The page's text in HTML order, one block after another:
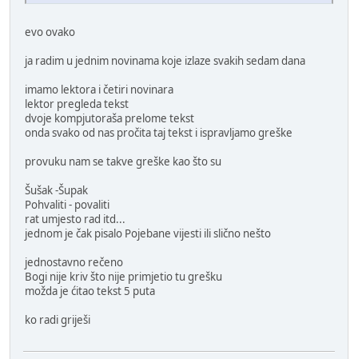
evo ovako
ja radim u jednim novinama koje izlaze svakih sedam dana
imamo lektora i četiri novinara
lektor pregleda tekst
dvoje kompjutoraša prelome tekst
onda svako od nas pročita taj tekst i ispravljamo greške
provuku nam se takve greške kao što su
Šušak -Šupak
Pohvaliti - povaliti
rat umjesto rad itd...
jednom je čak pisalo Pojebane vijesti ili slično nešto
jednostavno rečeno
Bogi nije kriv što nije primjetio tu grešku
možda je ćitao tekst 5 puta
ko radi griješi